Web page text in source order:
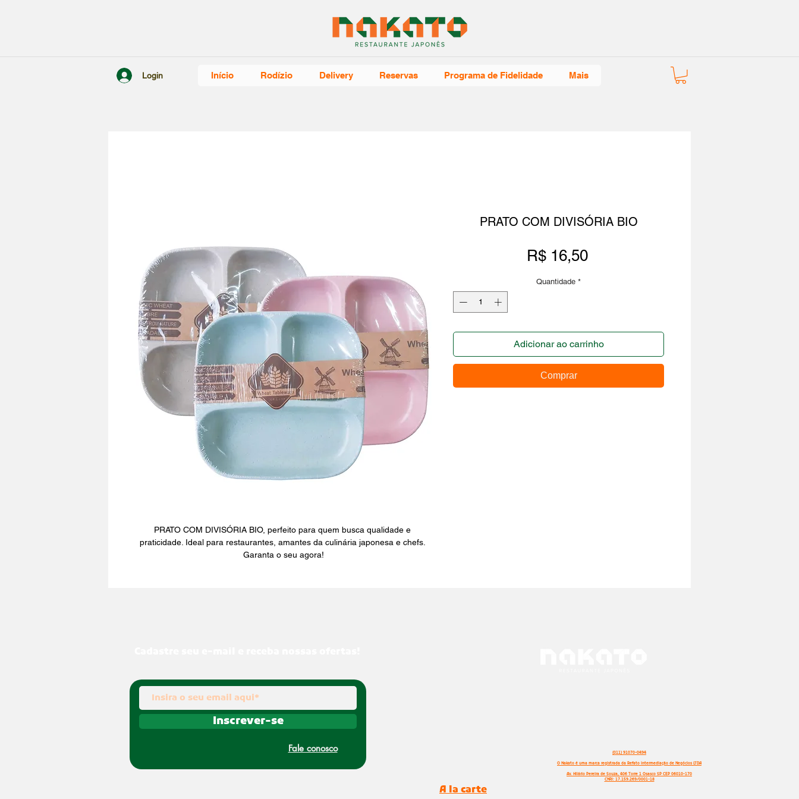
Login Início Rodízio Delivery Reservas Programa de Fidelidade Mais
PRATO COM DIVISÓRIA BIO, perfeito para quem busca qualidade e
praticidade. Ideal para restaurantes, amantes da culinária japonesa e chefs.
Garanta o seu agora!
PRATO COM DIVISÓRIA BIO
R$ 16,50Preço
Quantidade *
Adicionar ao carrinho
Comprar
Inscrever-se
Fale conosco (011) 91070-0494
O Nakato é uma marca registrada da Refato Intermediação de Negócios LTDA
Av. Hilário Pereira de Souza, 406 Torre 1 Osasco SP CEP 06010-170
CNPJ: 17.159.269/0001-18
A la carte